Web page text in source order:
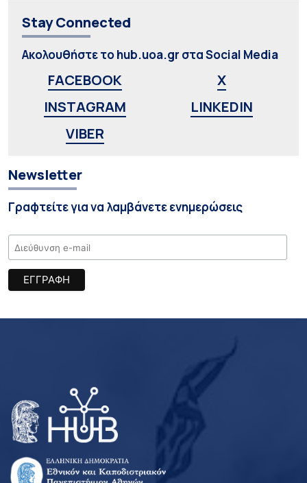
Stay Connected
Ακολουθήστε το hub.uoa.gr στα Social Media
FACEBOOK
X
INSTAGRAM
LINKEDIN
VIBER
Newsletter
Γραφτείτε για να λαμβάνετε ενημερώσεις